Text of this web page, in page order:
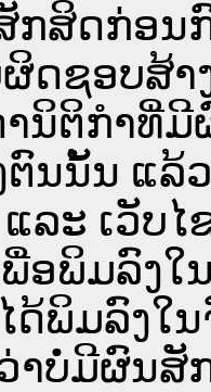
ສິດ​ກ່ອນ​
ດ​ຊອບ​ສ້າ
ນິຕິກໍາທີ່ມີ
ນນັ້ນ ແລ້
ລະ ເວັບ
ອພິມລົງ
ດ້​ພິມ​ລົງ​ໃ
າບໍ່​ມີ​ຜົນ​ສັ